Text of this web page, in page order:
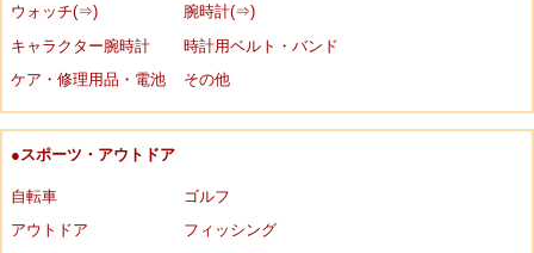
ウォッチ(⇒)
腕時計(⇒)
キャラクター腕時計
時計用ベルト・バンド
ケア・修理用品・電池
その他
●スポーツ・アウトドア
自転車
ゴルフ
アウトドア
フィッシング